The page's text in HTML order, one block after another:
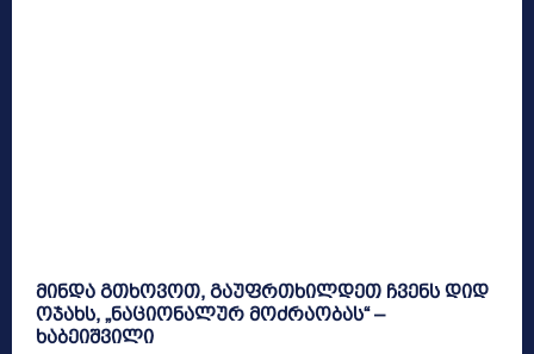
მინდა გთხოვოთ, გაუფრთხილდეთ ჩვენს დიდ
ოჯახს, „ნაციონალურ მოძრაობას“ –
ხაბეიშვილი